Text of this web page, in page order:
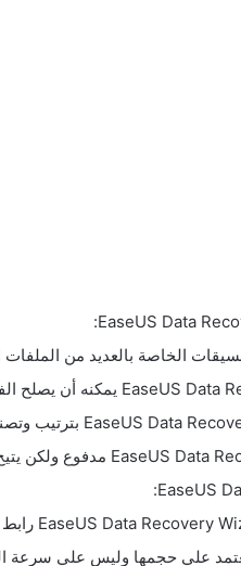
الخاصة بالعديد من الملفات
علي حجمها وليس علي سرعة